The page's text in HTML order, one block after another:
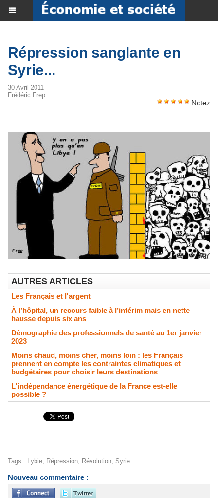
Répression sanglante en
Syrie...
30 Avril 2011
Frédéric Frep
Notez
AUTRES ARTICLES
Les Français et l'argent
À l’hôpital, un recours faible à l’intérim mais en nette
hausse depuis six ans
Démographie des professionnels de santé au 1er janvier
2023
Moins chaud, moins cher, moins loin : les Français
prennent en compte les contraintes climatiques et
budgétaires pour choisir leurs destinations
L'indépendance énergétique de la France est-elle
possible ?
Tags : Lybie, Répression, Révolution, Syrie
Nouveau commentaire :